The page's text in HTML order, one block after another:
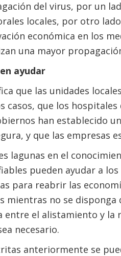
del virus, por un
locales, por otro
económica en los
una mayor
ayudar
que las unidades
casos, que los
han establecido
y que las empresas
lagunas en el
pueden ayudar a
para reabrir las
mientras no se disponga
entre el alistamiento y la
necesario.
anteriormente se